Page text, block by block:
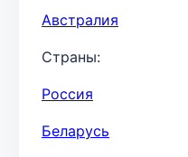
Австралия
Страны:
Россия
Беларусь